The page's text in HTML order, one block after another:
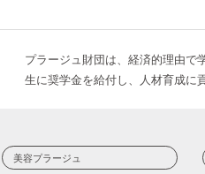
プラージュ財団は、経済的理由で
生に奨学金を給付し、人材育成に
美容プラージュ